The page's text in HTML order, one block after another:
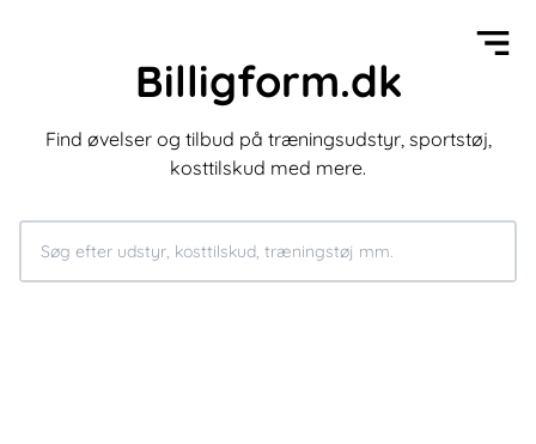
Billigform.dk
Find øvelser og tilbud på træningsudstyr, sportstøj,
kosttilskud med mere.